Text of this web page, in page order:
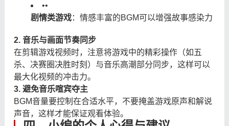
••
剧情类游戏：情感丰富的BGM可以增强故事感染力
2. 音乐与画面节奏同步
在剪辑游戏视频时，注意将游戏中的精彩操作（如五
杀、决赛圈决胜时刻）与音乐高潮部分同步，这样可以
最大化视频的冲击力。
3. 避免音乐喧宾夺主
BGM音量要控制在合适水平，不要掩盖游戏原声和解说
声音，这样才能保证观看体验。